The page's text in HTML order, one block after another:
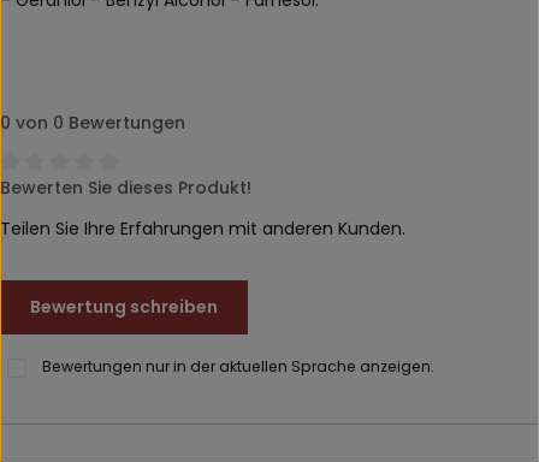
0 von 0 Bewertungen
Durchschnittliche Bewertung von 0 von 5 Sternen
Bewerten Sie dieses Produkt!
Teilen Sie Ihre Erfahrungen mit anderen Kunden.
Bewertung schreiben
Bewertungen nur in der aktuellen Sprache anzeigen.